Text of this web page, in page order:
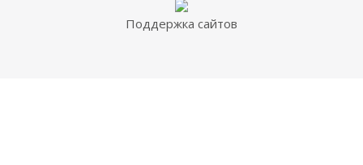
Поддержка сайтов